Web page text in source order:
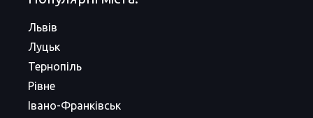
Львів
Луцьк
Тернопіль
Рівне
Івано-Франківськ